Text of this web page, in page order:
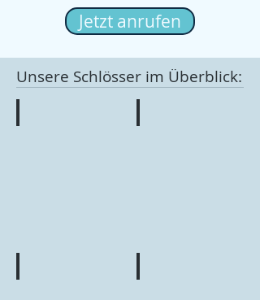
Jetzt anrufen
Unsere Schlösser im Überblick: